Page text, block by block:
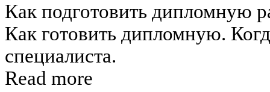
Как подготовить дипломную
Как готовить дипломную.
специалиста.
Read more